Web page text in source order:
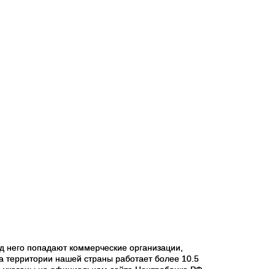
попадают коммерческие организации,
нашей страны работает более 10.5